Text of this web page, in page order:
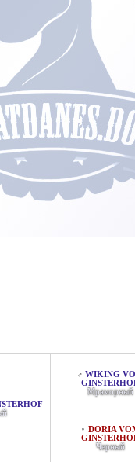
♂ WIKING
Мраморный
♀ DORIA
Черный